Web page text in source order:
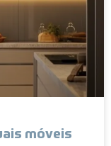
móveis